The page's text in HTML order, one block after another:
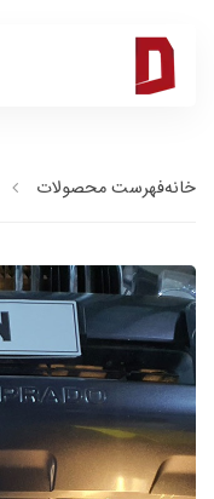
خانهفهرست محصولات